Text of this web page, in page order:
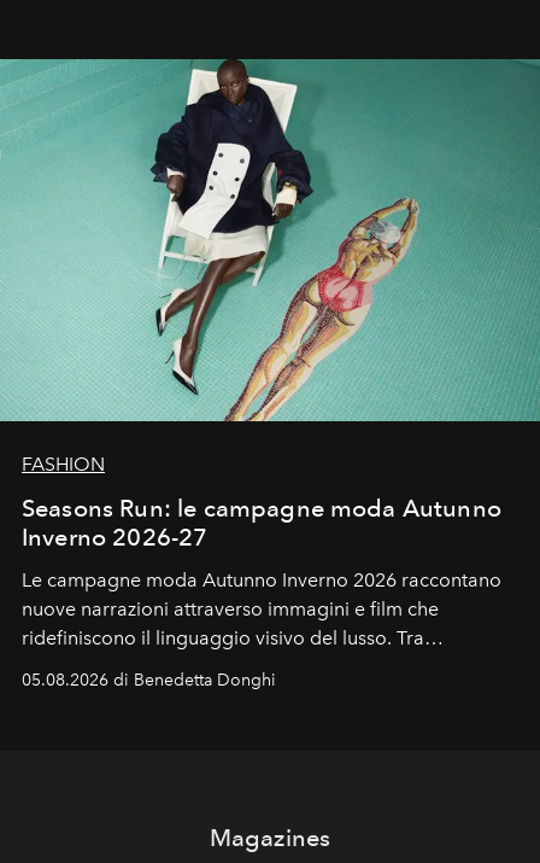
un’impronta indelebile nella storia della moda.
FASHION
Seasons Run: le campagne moda Autunno
Inverno 2026-27
Le campagne moda Autunno Inverno 2026 raccontano
nuove narrazioni attraverso immagini e film che
ridefiniscono il linguaggio visivo del lusso. Tra
contemporanea e storytelling d'autore, le maison
05.08.2026 di Benedetta Donghi
Magazines